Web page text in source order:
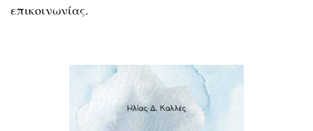
επικοινωνίας.